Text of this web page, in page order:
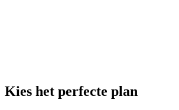
Kies het perfecte plan